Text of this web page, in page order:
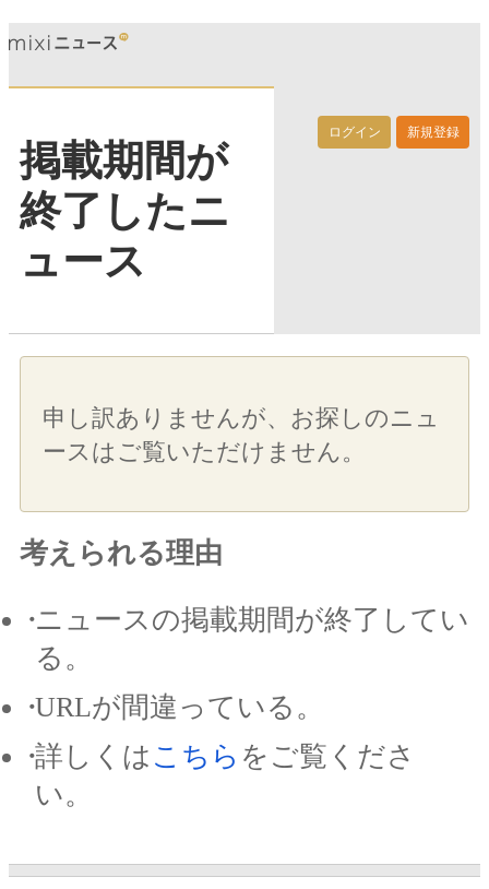
ログイン 新規登録
掲載期間が
終了したニ
ュース
申し訳ありませんが、お探しのニュ
ースはご覧いただけません。
考えられる理由
ニュースの掲載期間が終了してい
る。
URLが間違っている。
詳しくは こちら をご覧くださ
い。